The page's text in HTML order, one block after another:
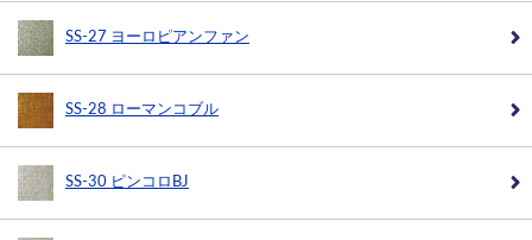
SS-27 ヨーロピアンファン
SS-28 ローマンコブル
SS-30 ピンコロBJ